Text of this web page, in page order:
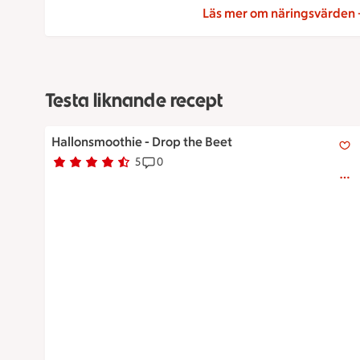
Läs mer om näringsvärden
Testa liknande recept
Hallonsmoothie - Drop the Beet
Betyg 4.4 av 5. 5
5 personer har röstatReceptet har 0 kommentarer
0
Hallonsmoothie - Drop the Beet